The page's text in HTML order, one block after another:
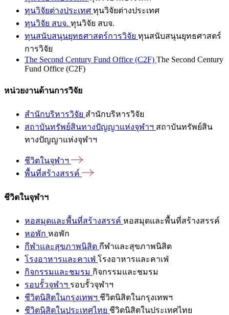
ทุนวิจัยต่างประเทศ ทุนวิจัยต่างประเทศ
ทุนวิจัย สบจ. ทุนวิจัย สบจ.
ทุนสนับสนุนยุทธศาสตร์การวิจัย ทุนสนับสนุนยุทธศาสตร์
การวิจัย
The Second Century Fund Office (C2F) The Second Century
Fund Office (C2F)
หน่วยงานด้านการวิจัย
สำนักบริหารวิจัย สำนักบริหารวิจัย
สถาบันทรัพย์สินทางปัญญาแห่งจุฬาฯ สถาบันทรัพย์สิน
ทางปัญญาแห่งจุฬาฯ
ชีวิตในจุฬาฯ
พื้นที่สร้างสรรค์
ชีวิตในจุฬาฯ
หอสมุดและพื้นที่สร้างสรรค์ หอสมุดและพื้นที่สร้างสรรค์
หอพัก หอพัก
กีฬาและสุขภาพนิสิต กีฬาและสุขภาพนิสิต
โรงอาหารและคาเฟ่ โรงอาหารและคาเฟ่
กิจกรรมและชมรม กิจกรรมและชมรม
รอบรั้วจุฬาฯ รอบรั้วจุฬาฯ
ชีวิตนิสิตในกรุงเทพฯ ชีวิตนิสิตในกรุงเทพฯ
ชีวิตนิสิตในประเทศไทย ชีวิตนิสิตในประเทศไทย